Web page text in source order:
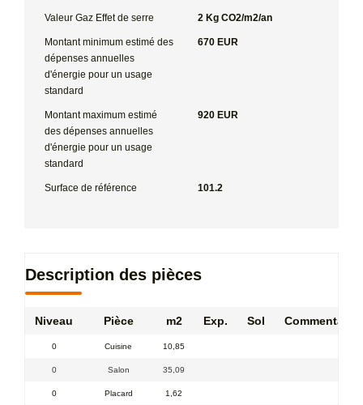
Valeur Gaz Effet de serre 2 Kg CO2/m2/an
Montant minimum estimé des
dépenses annuelles
d'énergie pour un usage
standard
670 EUR
Montant maximum estimé
des dépenses annuelles
d'énergie pour un usage
standard
920 EUR
Surface de référence 101.2
Description des pièces
Niveau Pièce m2 Exp. Sol
0 Cuisine 10,85
0 Salon 35,09
0 Placard 1,62